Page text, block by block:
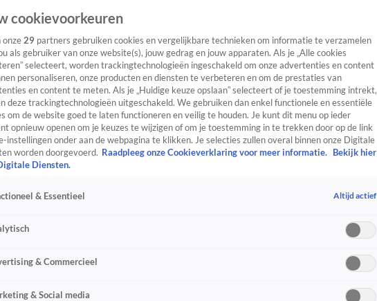
cookievoorkeuren
onze 29 partners gebruiken cookies en vergelijkbare technieken om informatie te verzamelen
als gebruiker van onze website(s), jouw gedrag en jouw apparaten. Als je „Alle cookies
selecteert, worden trackingtechnologieën ingeschakeld om onze advertenties en content
personaliseren, onze producten en diensten te verbeteren en om de prestaties van
en content te meten. Als je „Huidige keuze opslaan” selecteert of je toestemming intrekt,
deze trackingtechnologieën uitgeschakeld. We gebruiken dan enkel functionele en essentiële
om de website goed te laten functioneren en veilig te houden. Je kunt dit menu op ieder
opnieuw openen om je keuzes te wijzigen of om je toestemming in te trekken door op de link
instellingen onder aan de webpagina te klikken. Je selecties zullen overal binnen onze Digitale
worden doorgevoerd. Raadpleeg onze Cookieverklaring voor meer informatie.
Bekijk hier
Diensten.
& Essentieel Altijd actief
& Commercieel
& Social media